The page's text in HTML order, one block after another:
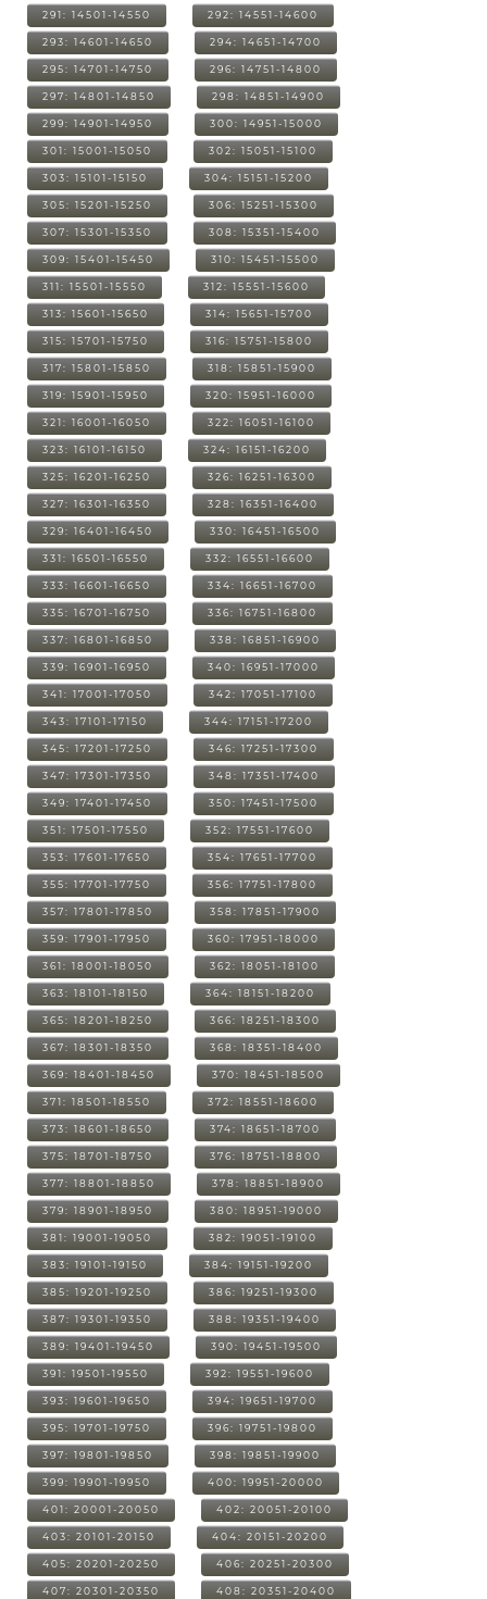
291: 14501-14550 292: 14551-14600
293: 14601-14650 294: 14651-14700
295: 14701-14750 296: 14751-14800
297: 14801-14850 298: 14851-14900
299: 14901-14950 300: 14951-15000
301: 15001-15050 302: 15051-15100
303: 15101-15150 304: 15151-15200
305: 15201-15250 306: 15251-15300
307: 15301-15350 308: 15351-15400
309: 15401-15450 310: 15451-15500
311: 15501-15550 312: 15551-15600
313: 15601-15650 314: 15651-15700
315: 15701-15750 316: 15751-15800
317: 15801-15850 318: 15851-15900
319: 15901-15950 320: 15951-16000
321: 16001-16050 322: 16051-16100
323: 16101-16150 324: 16151-16200
325: 16201-16250 326: 16251-16300
327: 16301-16350 328: 16351-16400
329: 16401-16450 330: 16451-16500
331: 16501-16550 332: 16551-16600
333: 16601-16650 334: 16651-16700
335: 16701-16750 336: 16751-16800
337: 16801-16850 338: 16851-16900
339: 16901-16950 340: 16951-17000
341: 17001-17050 342: 17051-17100
343: 17101-17150 344: 17151-17200
345: 17201-17250 346: 17251-17300
347: 17301-17350 348: 17351-17400
349: 17401-17450 350: 17451-17500
351: 17501-17550 352: 17551-17600
353: 17601-17650 354: 17651-17700
355: 17701-17750 356: 17751-17800
357: 17801-17850 358: 17851-17900
359: 17901-17950 360: 17951-18000
361: 18001-18050 362: 18051-18100
363: 18101-18150 364: 18151-18200
365: 18201-18250 366: 18251-18300
367: 18301-18350 368: 18351-18400
369: 18401-18450 370: 18451-18500
371: 18501-18550 372: 18551-18600
373: 18601-18650 374: 18651-18700
375: 18701-18750 376: 18751-18800
377: 18801-18850 378: 18851-18900
379: 18901-18950 380: 18951-19000
381: 19001-19050 382: 19051-19100
383: 19101-19150 384: 19151-19200
385: 19201-19250 386: 19251-19300
387: 19301-19350 388: 19351-19400
389: 19401-19450 390: 19451-19500
391: 19501-19550 392: 19551-19600
393: 19601-19650 394: 19651-19700
395: 19701-19750 396: 19751-19800
397: 19801-19850 398: 19851-19900
399: 19901-19950 400: 19951-20000
401: 20001-20050 402: 20051-20100
403: 20101-20150 404: 20151-20200
405: 20201-20250 406: 20251-20300
407: 20301-20350 408: 20351-20400